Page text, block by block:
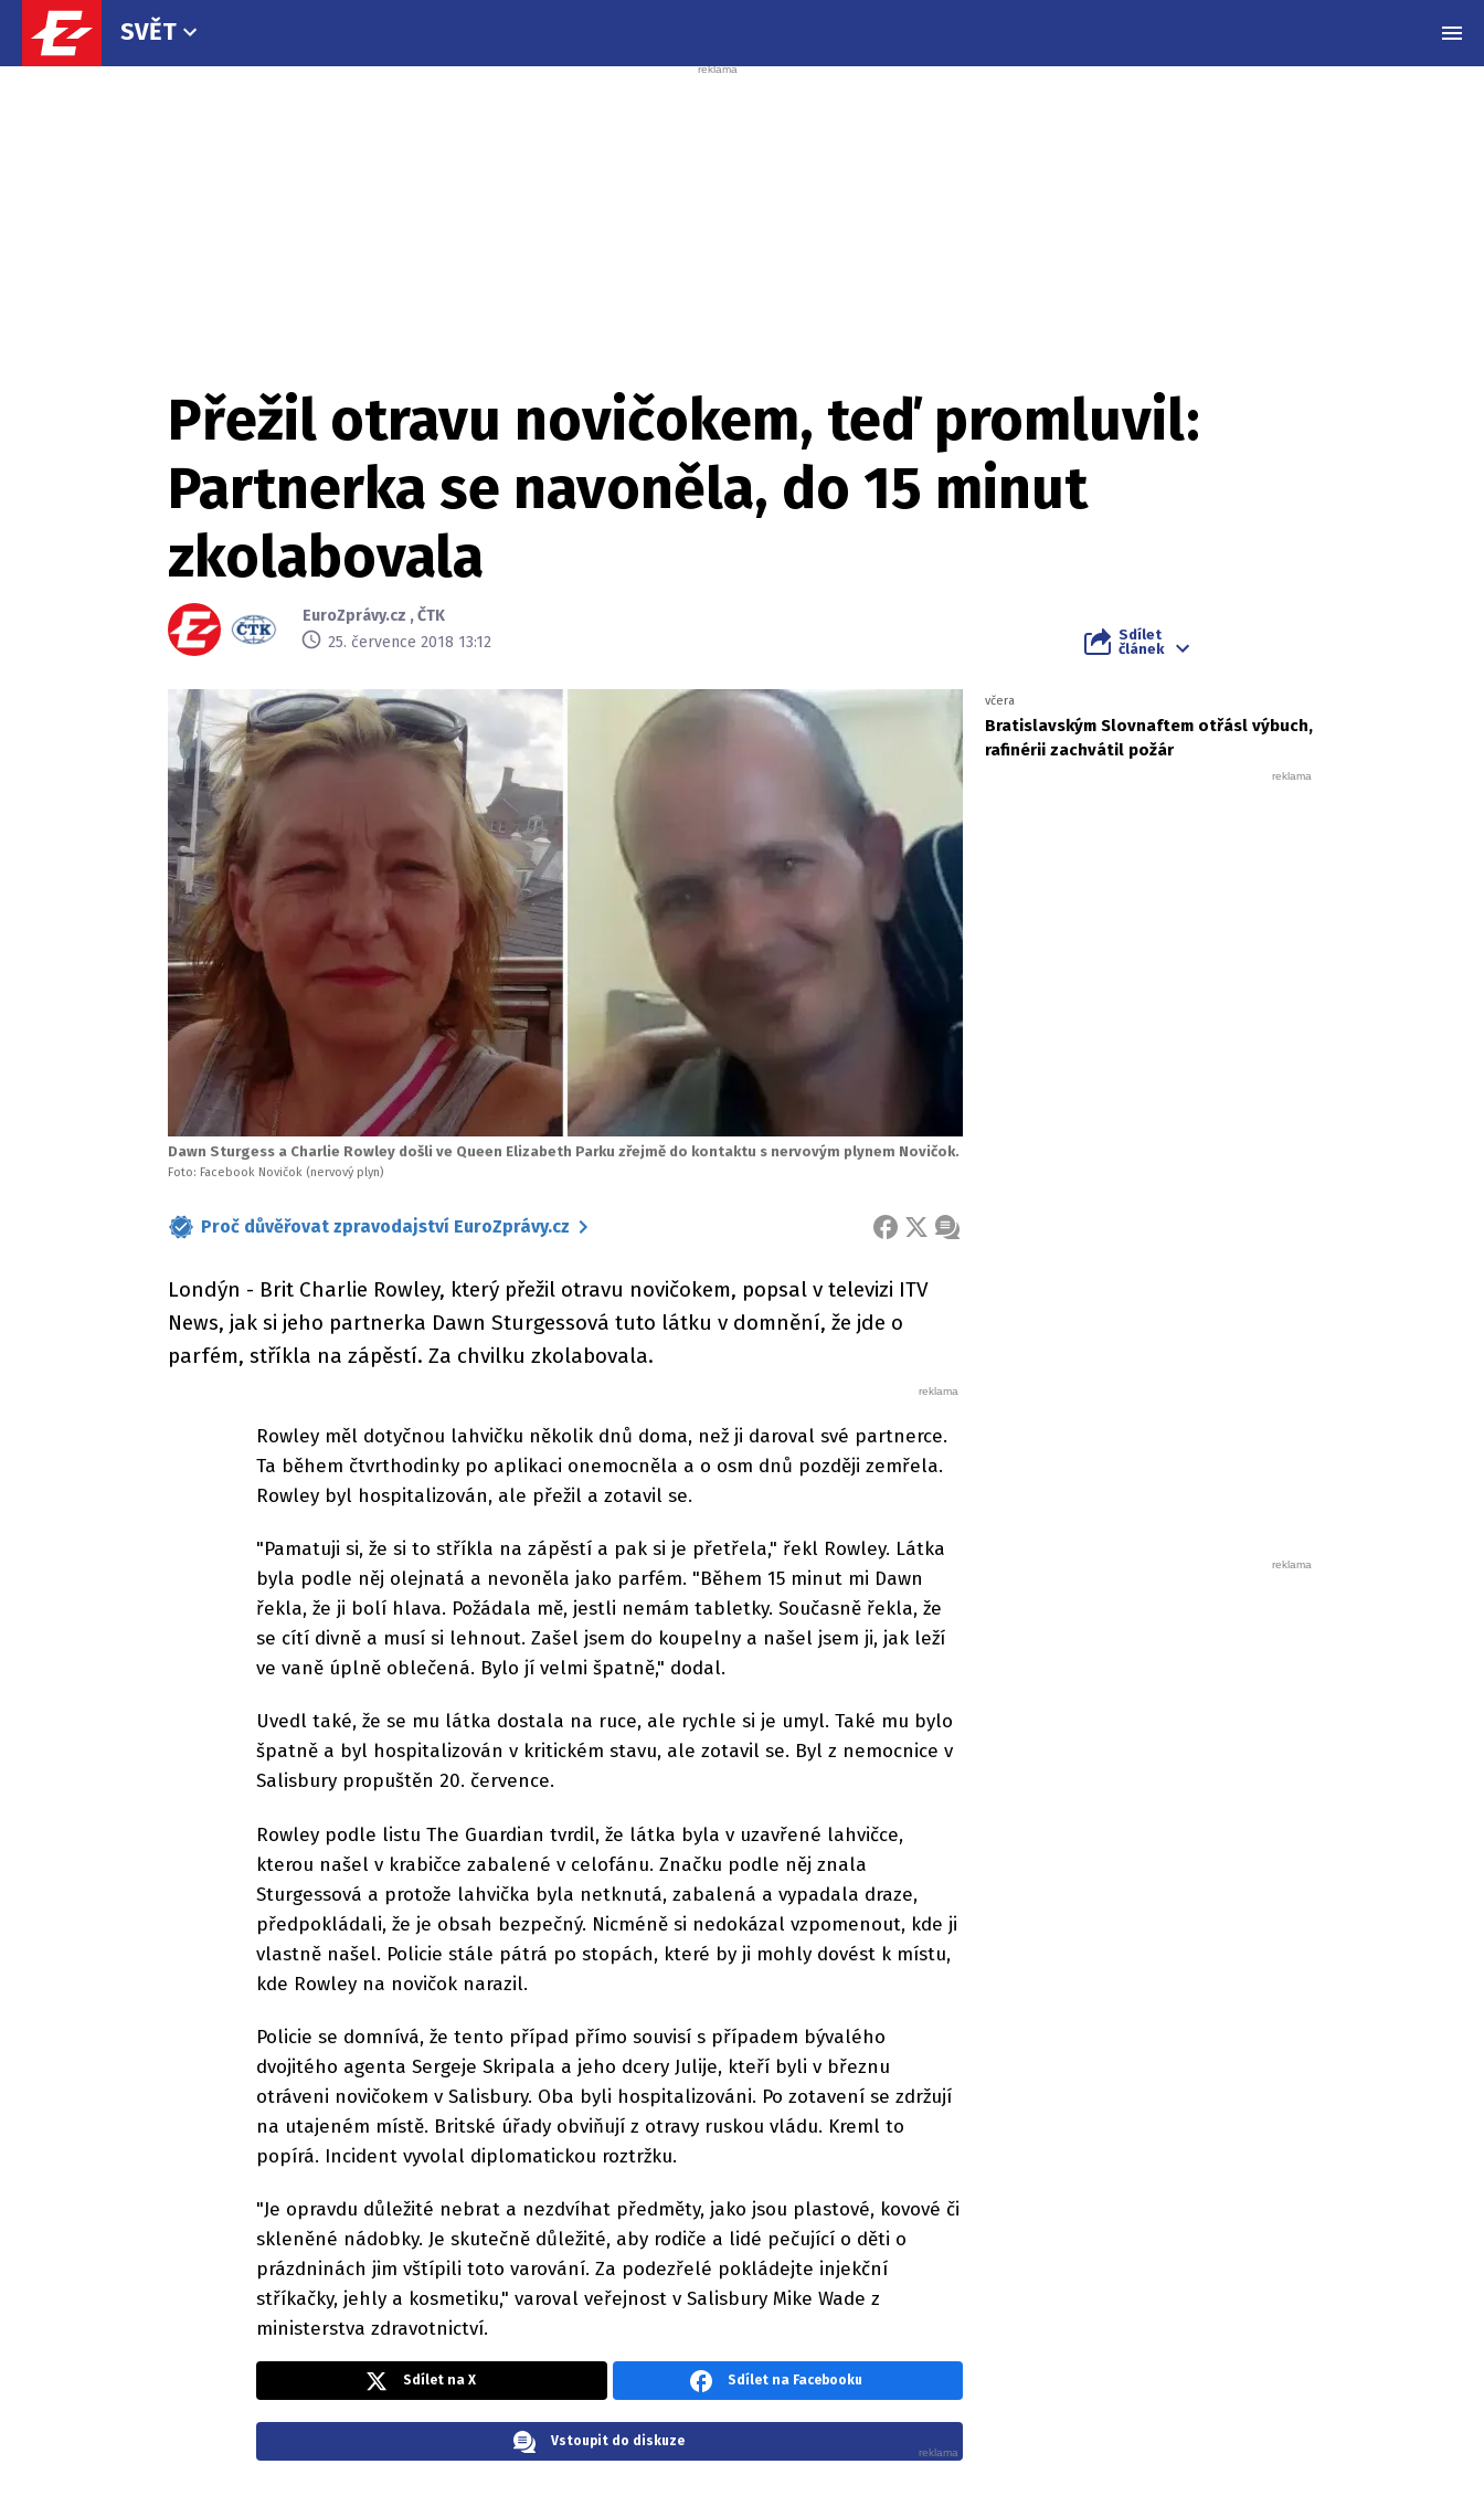
SVĚT
Přežil otravu novičokem, teď promluvil:
Partnerka se navoněla, do 15 minut
zkolabovala
EuroZprávy.cz ,ČTK
25. července 2018 13:12
Sdílet
článek
Dawn Sturgess a Charlie Rowley došli ve Queen Elizabeth Parku zřejmě do kontaktu s nervovým plynem Novičok.
Foto: Facebook Novičok (nervový plyn)
Proč důvěřovat zpravodajství EuroZprávy.cz FACEBOOK
X ZPRÁVA
Londýn - Brit Charlie Rowley, který přežil otravu novičokem, popsal v televizi ITV
News, jak si jeho partnerka Dawn Sturgessová tuto látku v domnění, že jde o
parfém, stříkla na zápěstí. Za chvilku zkolabovala.
Rowley měl dotyčnou lahvičku několik dnů doma, než ji daroval své partnerce.
Ta během čtvrthodinky po aplikaci onemocněla a o osm dnů později zemřela.
Rowley byl hospitalizován, ale přežil a zotavil se.
"Pamatuji si, že si to stříkla na zápěstí a pak si je přetřela," řekl Rowley. Látka
byla podle něj olejnatá a nevoněla jako parfém. "Během 15 minut mi Dawn
řekla, že ji bolí hlava. Požádala mě, jestli nemám tabletky. Současně řekla, že
se cítí divně a musí si lehnout. Zašel jsem do koupelny a našel jsem ji, jak leží
ve vaně úplně oblečená. Bylo jí velmi špatně," dodal.
Uvedl také, že se mu látka dostala na ruce, ale rychle si je umyl. Také mu bylo
špatně a byl hospitalizován v kritickém stavu, ale zotavil se. Byl z nemocnice v
Salisbury propuštěn 20. července.
Rowley podle listu The Guardian tvrdil, že látka byla v uzavřené lahvičce,
kterou našel v krabičce zabalené v celofánu. Značku podle něj znala
Sturgessová a protože lahvička byla netknutá, zabalená a vypadala draze,
předpokládali, že je obsah bezpečný. Nicméně si nedokázal vzpomenout, kde ji
vlastně našel. Policie stále pátrá po stopách, které by ji mohly dovést k místu,
kde Rowley na novičok narazil.
Policie se domnívá, že tento případ přímo souvisí s případem bývalého
dvojitého agenta Sergeje Skripala a jeho dcery Julije, kteří byli v březnu
otráveni novičokem v Salisbury. Oba byli hospitalizováni. Po zotavení se zdržují
na utajeném místě. Britské úřady obviňují z otravy ruskou vládu. Kreml to
popírá. Incident vyvolal diplomatickou roztržku.
"Je opravdu důležité nebrat a nezdvíhat předměty, jako jsou plastové, kovové či
skleněné nádobky. Je skutečně důležité, aby rodiče a lidé pečující o děti o
prázdninách jim vštípili toto varování. Za podezřelé pokládejte injekční
stříkačky, jehly a kosmetiku," varoval veřejnost v Salisbury Mike Wade z
ministerstva zdravotnictví.
včera
Bratislavským Slovnaftem otřásl výbuch,
rafinérii zachvátil požár
Sdílet na X Sdílet na Facebooku
Vstoupit do diskuze